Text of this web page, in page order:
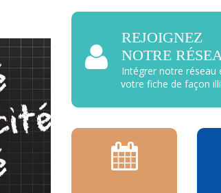
REJOIGNEZ
NOTRE
Intégrer notre réseau
votre fiche de façon